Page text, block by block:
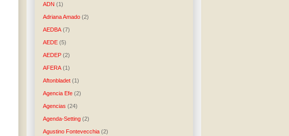
ADN (1)
Adriana Amado (2)
AEDBA (7)
AEDE (5)
AEDEP (2)
AFERA (1)
Aftonbladet (1)
Agencia Efe (2)
Agencias (24)
Agenda-Setting (2)
Agustino Fontevecchia (2)